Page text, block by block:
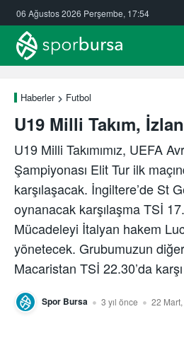
06 Ağustos 2026 Perşembe, 17:54
Haberler Futbol
U19 Milli Takım,
U19 Milli Takımımız, UEFA
Şampiyonası Elit Tur ilk
karşılaşacak. İngiltere’de St
oynanacak karşılaşma TSİ
Mücadeleyi İtalyan hakem
yönetecek. Grubumuzun
Macaristan TSİ 22.30’da
Spor Bursa 3 yıl önce 22